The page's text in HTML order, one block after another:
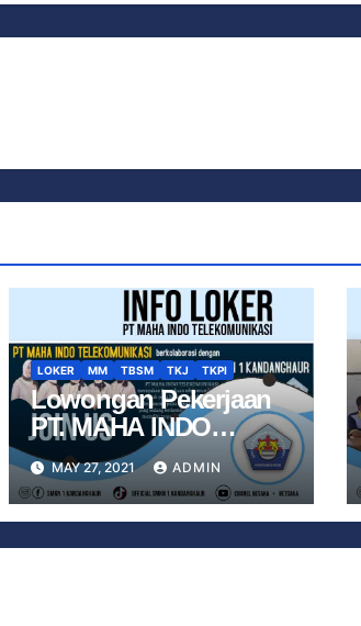
LOKER MM TBSM TKJ TKPI
Lowongan Pekerjaan
PT. MAHA INDO
TELEKOMUNIKASI
(MIT) Di BKK SMKN 1
KANDANGHAUR
MAY 27, 2021 ADMIN